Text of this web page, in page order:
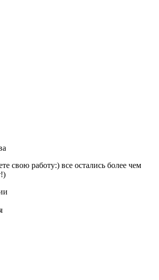
свою работу:) все остались более чем